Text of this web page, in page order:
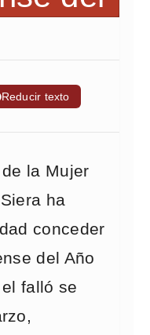
Reducir texto
la Mujer
ha
conceder
del Año
falló se